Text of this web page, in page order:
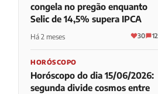
congela no pregão enquanto
Selic de 14,5% supera IPCA
Há 2 meses 30 12
HORÓSCOPO
Horóscopo do dia 15/06/2026:
segunda divide cosmos entre